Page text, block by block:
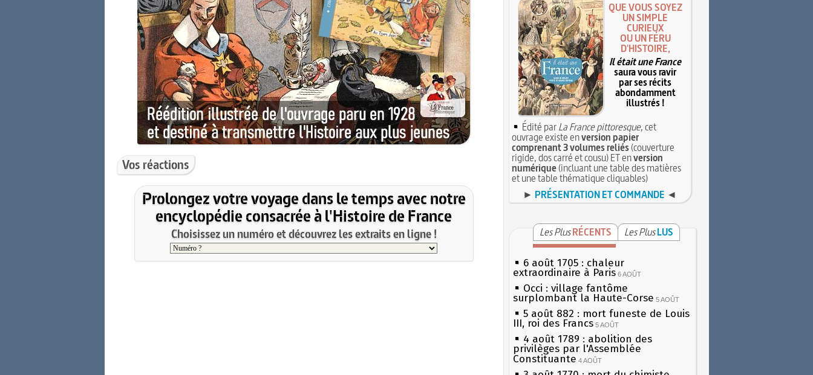
Vos réactions
Prolongez votre voyage dans le temps avec notre
encyclopédie consacrée à l'Histoire de France
Choisissez un numéro et découvrez les extraits en ligne !
QUE VOUS SOYEZ
UN SIMPLE
CURIEUX
OU UN FÉRU
D'HISTOIRE,
Il était une France
saura vous ravir
par ses récits
abondamment
illustrés !
Édité parLa France pittoresque, cet
ouvrage existe enversion papier
comprenant 3 volumes reliés(couverture
rigide, dos carré et cousu) ET enversion
numérique(incluant une table des matières
et une table thématique cliquables)
► PRÉSENTATION ET COMMANDE ◄
Les Plus RÉCENTS Les Plus LUS
6 août 1705 : chaleur
extraordinaire à Paris 6 AOÛT
Occi : village fantôme
surplombant la Haute-Corse 5 AOÛT
5 août 882 : mort funeste de Louis
III, roi des Francs 5 AOÛT
4 août 1789 : abolition des
privilèges par l'Assemblée
Constituante 4 AOÛT